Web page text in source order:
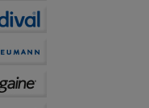
Medien